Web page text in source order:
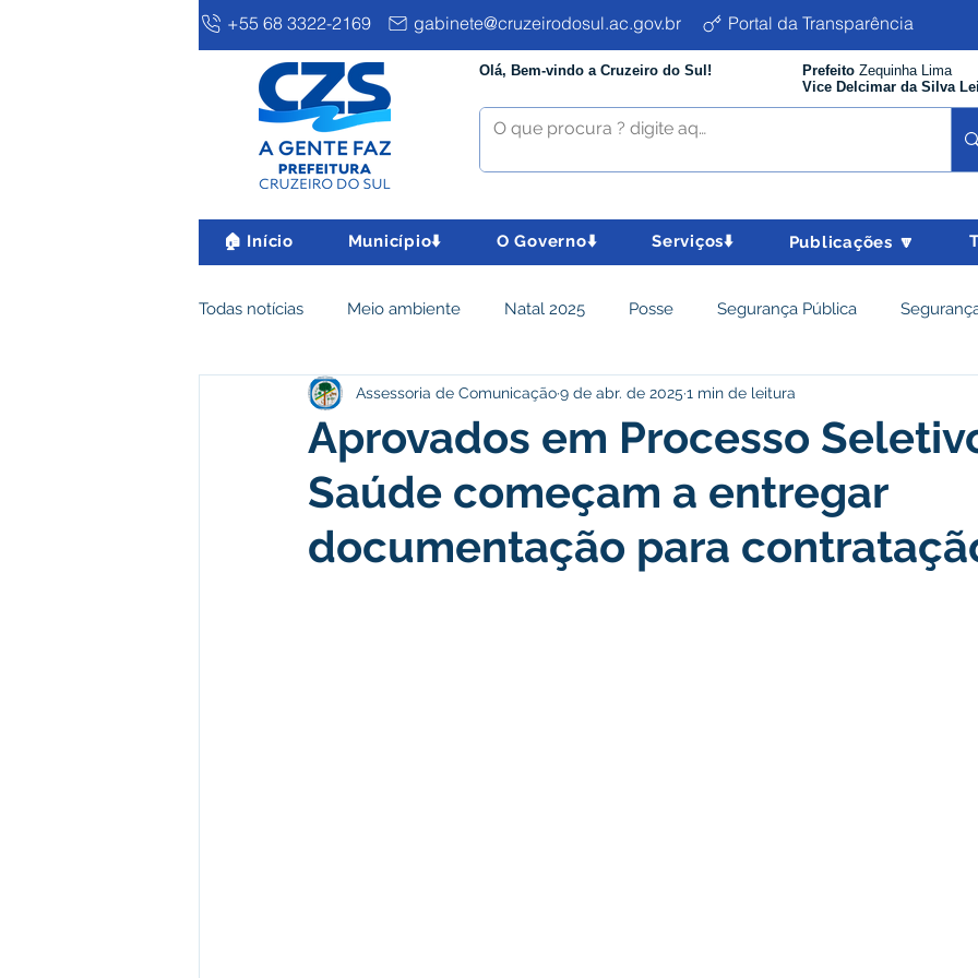
+55 68 3322-2169 gabinete@cruzeirodosul.ac.gov.br Portal da Transparência
Olá, Bem-vindo a Cruzeiro do Sul! Prefeito Zequinha Lima
Vice Delcimar da Silva
🏠 Início Município⬇️ O Governo⬇️ Serviços⬇️ Publicações 🔽
Todas notícias Meio ambiente Natal 2025 Posse Segurança Pública
Clima e Meio Ambiente Assistência Social e Cidadania Parcerias
Desenvolvimento econômico e turismo Tributos Departamento de Limpeza
Transporte, Trânsito e Mobilidade Limpeza
Aprovados em Processo
Saúde começam a entregar
documentação para
Assessoria de Comunicação9 de abr. de 2025 1 min de leitura